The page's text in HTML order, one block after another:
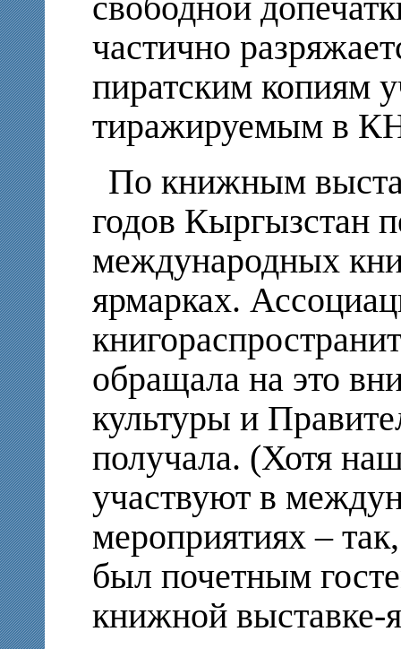
свободной
частично
пиратским копиям
тиражируемым в
По книжным
годов Кыргызстан
международных
ярмарках.
обращала на это
культуры и
получала. (Хотя
участвуют в
мероприятиях –
был почетным
книжной выставке-